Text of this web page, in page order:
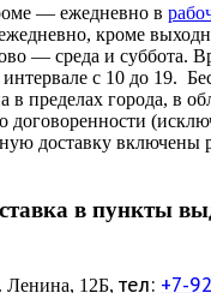
— ежедневно в
кроме
— среда и суббота.
с 10 до 19.
в пределах города, в
договоренности
доставку включены
в пункты
Ленина, 12Б, тел: +7-